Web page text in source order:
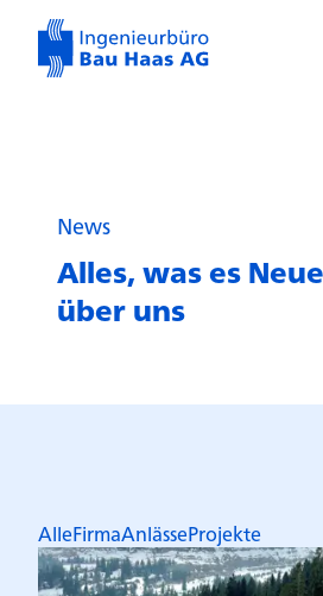
News
Alles, was es
über uns
AlleFirmaAnlässeProjekte